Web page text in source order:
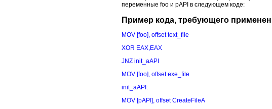
переменные foo и pAPI в следующем коде:
Пример кода, требующего
MOV [foo], offset text_file
XOR EAX,EAX
JNZ init_aAPI
MOV [foo], offset exe_file
init_aAPI:
MOV [pAPI], offset CreateFileA